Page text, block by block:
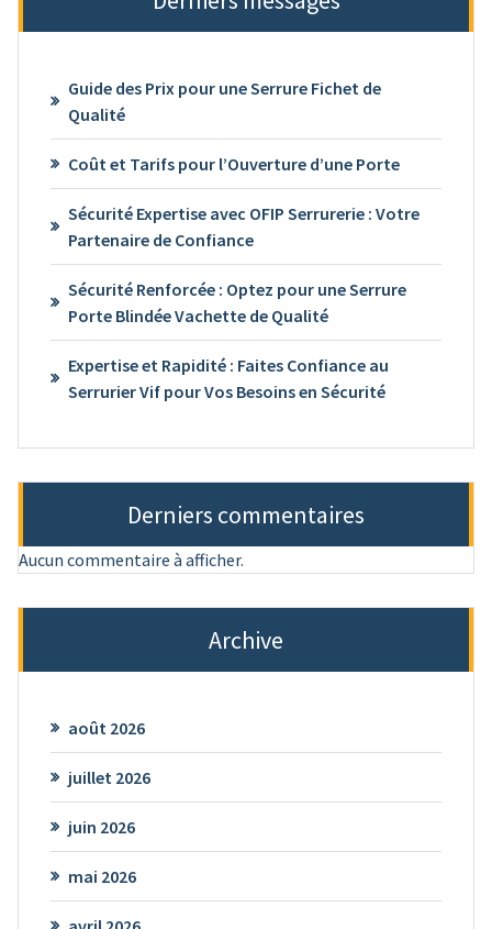
Guide des Prix pour une Serrure Fichet de
Qualité
Coût et Tarifs pour l’Ouverture d’une Porte
Sécurité Expertise avec OFIP Serrurerie : Votre
Partenaire de Confiance
Sécurité Renforcée : Optez pour une Serrure
Porte Blindée Vachette de Qualité
Expertise et Rapidité : Faites Confiance au
Serrurier Vif pour Vos Besoins en Sécurité
Derniers commentaires
Aucun commentaire à afficher.
Archive
août 2026
juillet 2026
juin 2026
mai 2026